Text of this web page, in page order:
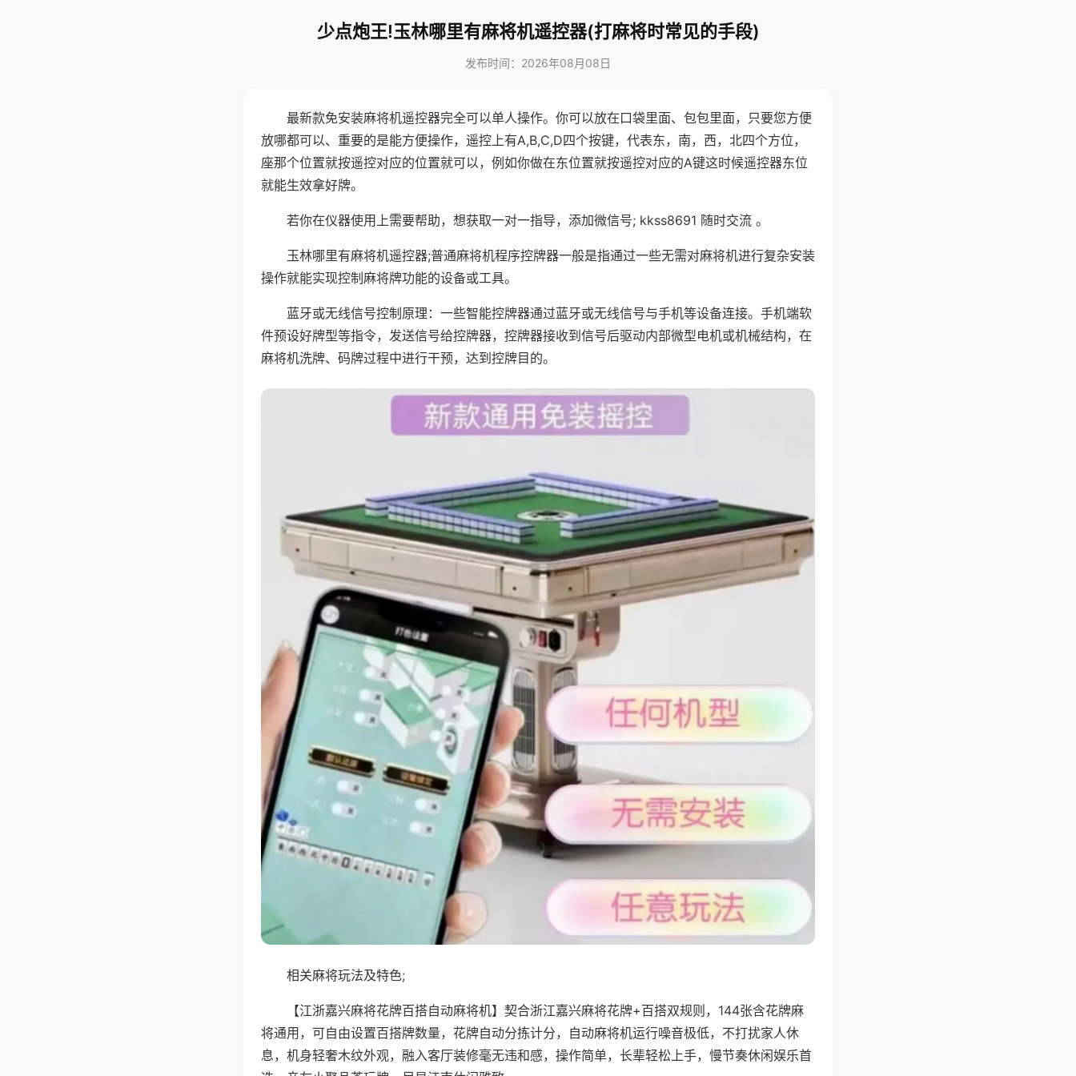
少点炮王!玉林哪里有麻将机遥控器(打麻将时常见的手段)
发布时间：2026年08月08日
最新款免安装麻将机遥控器完全可以单人操作。你可以放在口袋里面、包包里面，只要您方便
放哪都可以、重要的是能方便操作，遥控上有A,B,C,D四个按键，代表东，南，西，北四个方位，
座那个位置就按遥控对应的位置就可以，例如你做在东位置就按遥控对应的A键这时候遥控器东位
就能生效拿好牌。
若你在仪器使用上需要帮助，想获取一对一指导，添加微信号; kkss8691 随时交流 。
玉林哪里有麻将机遥控器;普通麻将机程序控牌器一般是指通过一些无需对麻将机进行复杂安装
操作就能实现控制麻将牌功能的设备或工具。
蓝牙或无线信号控制原理：一些智能控牌器通过蓝牙或无线信号与手机等设备连接。手机端软
件预设好牌型等指令，发送信号给控牌器，控牌器接收到信号后驱动内部微型电机或机械结构，在
麻将机洗牌、码牌过程中进行干预，达到控牌目的。
相关麻将玩法及特色;
【江浙嘉兴麻将花牌百搭自动麻将机】契合浙江嘉兴麻将花牌+百搭双规则，144张含花牌麻
将通用，可自由设置百搭牌数量，花牌自动分拣计分，自动麻将机运行噪音极低，不打扰家人休
息，机身轻奢木纹外观，融入客厅装修毫无违和感，操作简单，长辈轻松上手，慢节奏休闲娱乐首